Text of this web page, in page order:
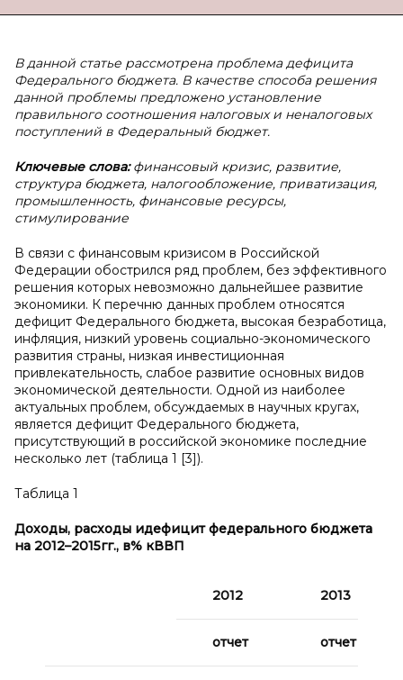
В данной статье рассмотрена проблема дефицита
Федерального бюджета. В качестве способа решения
данной проблемы предложено установление
правильного соотношения налоговых и неналоговых
поступлений в Федеральный бюджет.
Ключевые слова:финансовый кризис, развитие,
структура бюджета, налогообложение, приватизация,
промышленность, финансовые ресурсы,
стимулирование
В связи с финансовым кризисом в Российской
Федерации обострился ряд проблем, без эффективного
решения которых невозможно дальнейшее развитие
экономики. К перечню данных проблем относятся
дефицит Федерального бюджета, высокая безработица,
инфляция, низкий уровень социально-экономического
развития страны, низкая инвестиционная
привлекательность, слабое развитие основных видов
экономической деятельности. Одной из наиболее
актуальных проблем, обсуждаемых в научных кругах,
является дефицит Федерального бюджета,
присутствующий в российской экономике последние
несколько лет (таблица 1 [3]).
Таблица 1
Доходы, расходы идефицит федерального бюджета
на 2012–2015гг., в% кВВП
2012 2013
отчет отчет